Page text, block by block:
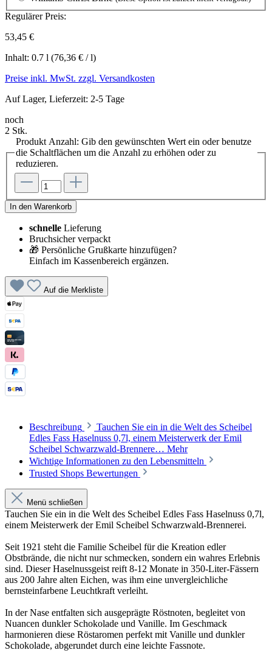
Regulärer Preis:
53,45 €
Inhalt: 0.7 l (76,36 € / l)
Preise inkl. MwSt. zzgl. Versandkosten
Auf Lager, Lieferzeit: 2-5 Tage
noch
2 Stk.
Produkt Anzahl: Gib den gewünschten Wert ein oder benutze
die Schaltflächen um die Anzahl zu erhöhen oder zu
reduzieren.
In den Warenkorb
schnelle Lieferung
Bruchsicher verpackt
🎁 Persönliche Grußkarte hinzufügen?
Einfach im Kassenbereich ergänzen.
Auf die Merkliste
Beschreibung
Tauchen Sie ein in die Welt des Scheibel
Edles Fass Haselnuss 0,7l, einem Meisterwerk der Emil
Scheibel Schwarzwald-Brennere… Mehr
Wichtige Informationen zu den Lebensmitteln
Trusted Shops Bewertungen
Menü schließen
Tauchen Sie ein in die Welt des Scheibel Edles Fass Haselnuss 0,7l,
einem Meisterwerk der Emil Scheibel Schwarzwald-Brennerei.
Seit 1921 steht die Familie Scheibel für die Kreation edler
Obstbrände, die nicht nur schmecken, sondern ein wahres Erlebnis
sind. Dieser Haselnussgeist reift 8-12 Monate in 350-Liter-Fässern
aus 200 Jahre alten Eichen, was ihm eine unvergleichliche
bernsteinfarbene Leuchtkraft verleiht.
In der Nase entfalten sich ausgeprägte Röstnoten, begleitet von
Nuancen dunkler Schokolade und Vanille. Im Geschmack
harmonieren diese Röstaromen perfekt mit Vanille und dunkler
Schokolade, abgerundet durch eine leichte Fassnote.